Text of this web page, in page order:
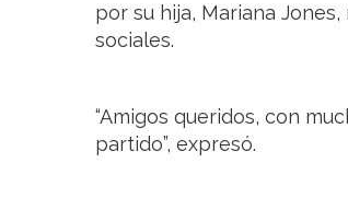
por su hija, Mariana
sociales.
“Amigos queridos, con
partido”, expresó.